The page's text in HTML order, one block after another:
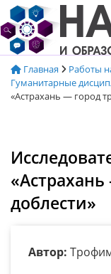
Перейти
к
содержимому
Главная Работы
Гуманитарные
«Астрахань — город
доблести»
Автор: